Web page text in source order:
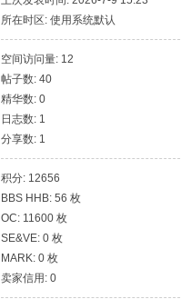
所在时区: 使用系统默认
空间访问量: 12
帖子数: 40
精华数: 0
日志数: 1
分享数: 1
积分: 12656
BBS HHB: 56 枚
OC: 11600 枚
SE&VE: 0 枚
MARK: 0 枚
卖家信用: 0